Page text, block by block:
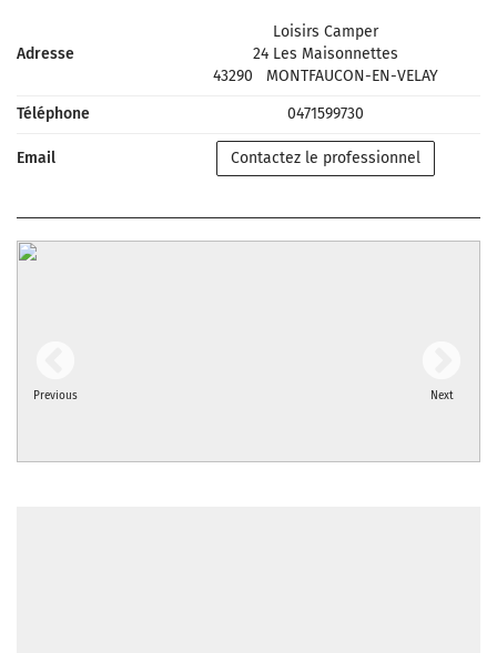
Adresse
Loisirs Camper
24 Les Maisonnettes
43290
MONTFAUCON-EN-VELAY
Téléphone
0471599730
Email Contactez le professionnel
Previous Next